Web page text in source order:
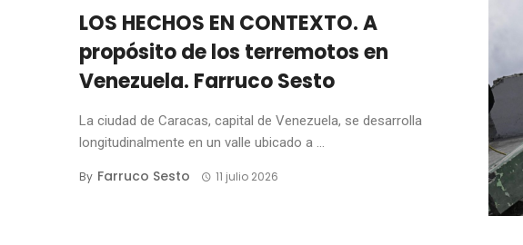
LOS HECHOS EN CONTEXTO. A
propósito de los terremotos en
Venezuela. Farruco Sesto
La ciudad de Caracas, capital de Venezuela, se desarrolla
longitudinalmente en un valle ubicado a ...
By Farruco Sesto 11 julio 2026